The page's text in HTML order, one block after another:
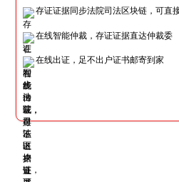
存证证据同步法院司法区块链，可直
在线智能仲裁，存证证据直达仲裁委
在线出证，足不出户证书邮寄到家